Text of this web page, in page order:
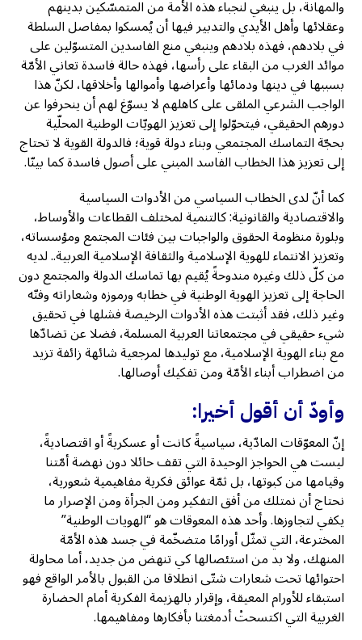
والمهانة، بل ينبغي لنجباء هذه الأمة من المتمسّكين بدينهم
وعقلائها وأهل الأيدي والتدبير فيها أن يُمسكوا بمفاصل السلطة
في بلادهم، فهذه بلادهم وينبغي منع الفاسدين المتسوّلين على
موائد الغرب من البقاء على رأسها، فهذه حالة فاسدة تعاني الأمّة
بسببها في دينها ودمائها وأعراضها وأموالها وأخلاقها، لكنّ هذا
الواجب الشرعي الملقى على كاهلهم لا يسوّغ لهم أن ينحرفوا عن
دورهم الحقيقي، فيتحوّلوا إلى تعزيز الهويّات الوطنية المحلّية
بحجّة التماسك المجتمعي وبناء دولة قوية؛ فالدولة القوية لا تحتاج
إلى تعزيز هذا الخطاب الفاسد المبني على أصول فاسدة كما بينّا.
كما أنّ لدى الخطاب السياسي من الأدوات السياسية
والاقتصادية والقانونية: كالتنمية لمختلف القطاعات والأوساط،
وبلورة منظومة الحقوق والواجبات بين فئات المجتمع ومؤسساته،
وتعزيز الانتماء للهوية الإسلامية والثقافة الإسلامية العربية.. لديه
من كلّ ذلك وغيره مندوحةً يُقيم بها تماسك الدولة والمجتمع دون
الحاجة إلى تعزيز الهوية الوطنية في خطابه ورموزه وشعاراته وفنّه
وغير ذلك، فقد أثبتت هذه الأدوات الرخيصة فشلها في تحقيق
شيء حقيقي في مجتمعاتنا العربية المسلمة، فضلا عن تضادّها
مع بناء الهوية الإسلامية، مع توليدها لمرجعية شائهة زائفة تزيد
من اضطراب أبناء الأمّة ومن تفكيك أوصالها.
وأودّ أن أقول أخيرا:
إنّ المعوّقات المادّية، سياسيةً كانت أو عسكريةً أو اقتصاديةً،
ليست هي الحواجز الوحيدة التي تقف حائلا دون نهضة أمّتنا
وقيامها من كبوتها، بل ثمّة عوائق فكرية مفاهيمية شعورية،
نحتاج أن نمتلك من أفق التفكير ومن الجرأة ومن الإصرار ما
يكفي لتجاوزها. وأحد هذه المعوقات هو “الهويات الوطنية”
المخترعة، التي تمثّل أورامًا متضخّمة في جسد هذه الأمّة
المنهك، ولا بد من استئصالها كي تنهض من جديد، أما محاولة
احتوائها تحت شعارات شتّى انطلاقا من القبول بالأمر الواقع فهو
استبقاء للأورام المعيقة، وإقرار بالهزيمة الفكرية أمام الحضارة
الغربية التي اكتسحتْ أدمغتنا بأفكارها ومفاهيمها.